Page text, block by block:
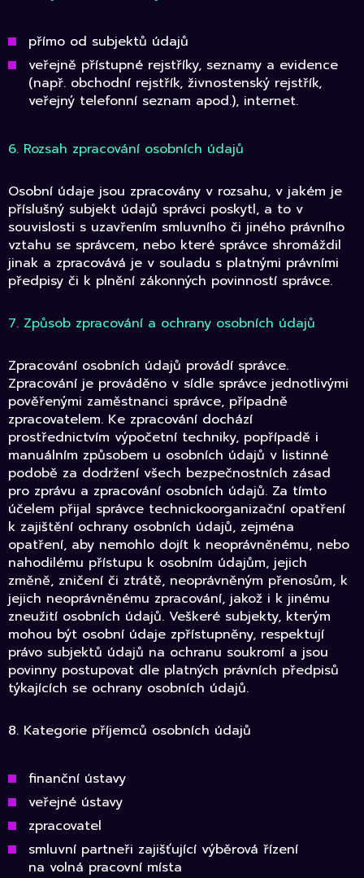
přímo od subjektů údajů
veřejně přístupné rejstříky, seznamy a evidence
(např. obchodní rejstřík, živnostenský rejstřík,
veřejný telefonní seznam apod.), internet.
6. Rozsah zpracování osobních údajů
Osobní údaje jsou zpracovány v rozsahu, v jakém je
příslušný subjekt údajů správci poskytl, a to v
souvislosti s uzavřením smluvního či jiného právního
vztahu se správcem, nebo které správce shromáždil
jinak a zpracovává je v souladu s platnými právními
předpisy či k plnění zákonných povinností správce.
7. Způsob zpracování a ochrany osobních údajů
Zpracování osobních údajů provádí správce.
Zpracování je prováděno v sídle správce jednotlivými
pověřenými zaměstnanci správce, případně
zpracovatelem. Ke zpracování dochází
prostřednictvím výpočetní techniky, popřípadě i
manuálním způsobem u osobních údajů v listinné
podobě za dodržení všech bezpečnostních zásad
pro zprávu a zpracování osobních údajů. Za tímto
účelem přijal správce technickoorganizační opatření
k zajištění ochrany osobních údajů, zejména
opatření, aby nemohlo dojít k neoprávněnému, nebo
nahodilému přístupu k osobním údajům, jejich
změně, zničení či ztrátě, neoprávněným přenosům, k
jejich neoprávněnému zpracování, jakož i k jinému
zneužití osobních údajů. Veškeré subjekty, kterým
mohou být osobní údaje zpřístupněny, respektují
právo subjektů údajů na ochranu soukromí a jsou
povinny postupovat dle platných právních předpisů
týkajících se ochrany osobních údajů.
8. Kategorie příjemců osobních údajů
finanční ústavy
veřejné ústavy
zpracovatel
smluvní partneři zajišťující výběrová řízení
na volná pracovní místa